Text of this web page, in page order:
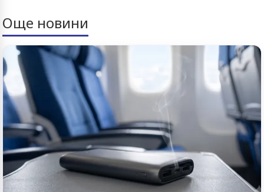
Още новини